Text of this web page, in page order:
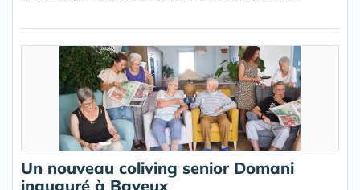
Un nouveau coliving senior Domani
inauguré à Bayeux